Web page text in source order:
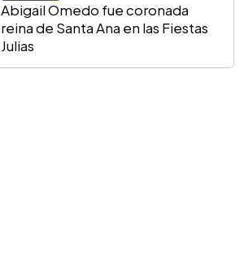
Abigail Omedo fue coronada
reina de Santa Ana en las Fiestas
Julias